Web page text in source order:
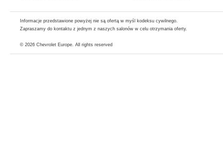
Informacje przedstawione powyżej nie są ofertą w myśl kodeksu cywilnego.
Zapraszamy do kontaktu z jednym z naszych salonów w celu otrzymania oferty.
© 2026 Chevrolet Europe. All rights reserved